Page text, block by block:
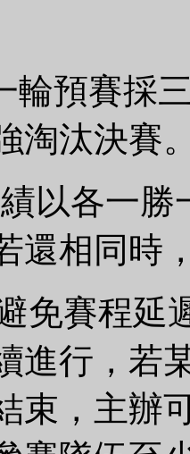
輪預賽採
淘汰決賽。
以各一勝
還相同時
免賽程延
進行，若
束，主辦